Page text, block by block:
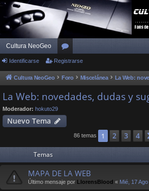
Cultura NeoGeo
or
os
Identificarse Registrarse
Cultura NeoGeo Foro Miscelánea
La Web: novedades, dudas y
Moderador: hokuto29
Nuevo Tema
86 temas 1 2 3 4
Temas
MAPA DE LA WEB
Último mensaje por LlorensBlood « Mié, 17